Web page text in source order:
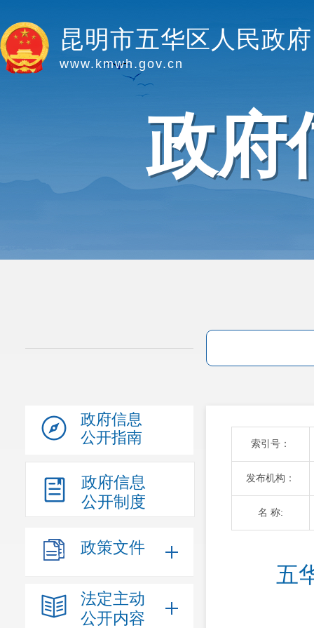
昆明市五华区人民政府
www.kmwh.gov.cn
政府
政府信息
公开指南
政府信息
公开制度
政策文件
法定主动
公开内容
索引号：
发布机构：
名 称:
五